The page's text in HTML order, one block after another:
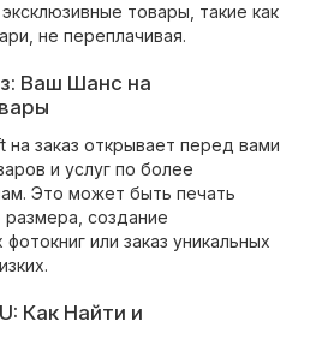
товары, такие как
не переплачивая.
Ваш Шанс на
на заказ открывает перед вами
и услуг по более
Это может быть печать
создание
или заказ уникальных
Как Найти и